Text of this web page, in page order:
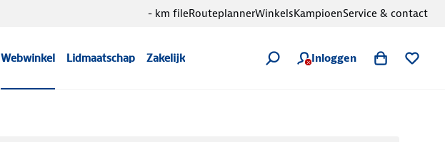
Webwinkel Lidmaatschap Zakelijk Inloggen
- km fileRouteplannerWinkelsKampioenService & contact